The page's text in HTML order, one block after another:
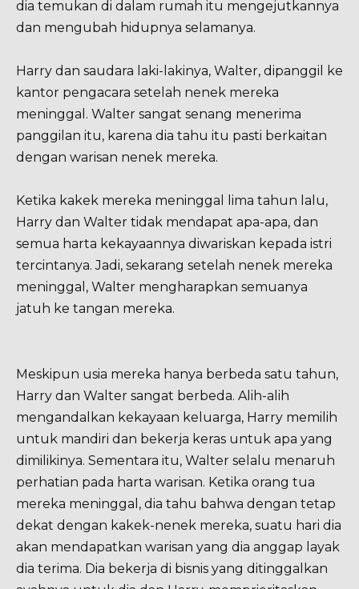
dia temukan di dalam rumah itu mengejutkannya
dan mengubah hidupnya selamanya.
Harry dan saudara laki-lakinya, Walter, dipanggil ke
kantor pengacara setelah nenek mereka
meninggal. Walter sangat senang menerima
panggilan itu, karena dia tahu itu pasti berkaitan
dengan warisan nenek mereka.
Ketika kakek mereka meninggal lima tahun lalu,
Harry dan Walter tidak mendapat apa-apa, dan
semua harta kekayaannya diwariskan kepada istri
tercintanya. Jadi, sekarang setelah nenek mereka
meninggal, Walter mengharapkan semuanya
jatuh ke tangan mereka.
Meskipun usia mereka hanya berbeda satu tahun,
Harry dan Walter sangat berbeda. Alih-alih
mengandalkan kekayaan keluarga, Harry memilih
untuk mandiri dan bekerja keras untuk apa yang
dimilikinya. Sementara itu, Walter selalu menaruh
perhatian pada harta warisan. Ketika orang tua
mereka meninggal, dia tahu bahwa dengan tetap
dekat dengan kakek-nenek mereka, suatu hari dia
akan mendapatkan warisan yang dia anggap layak
dia terima. Dia bekerja di bisnis yang ditinggalkan